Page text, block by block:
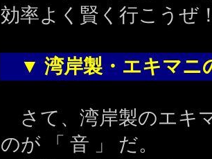
効率よく賢く行こうぜ
▼ 湾岸製・エキマニ
さて、湾岸製のエキ
のが 「 音 」 だ。